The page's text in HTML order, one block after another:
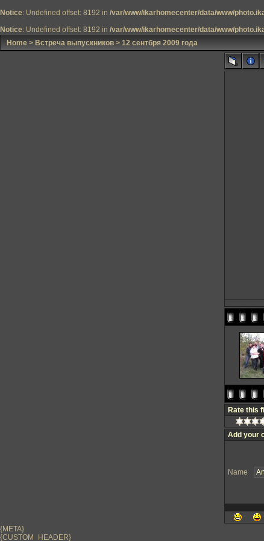
Notice: Undefined offset: 8192 in /var/www/ikarhomecenter/data/www/
Notice: Undefined offset: 8192 in /var/www/ikarhomecenter/data/www/
Home > Встреча выпускников > 12 сентбря 2009 года
Rate this
Add your
Name
{META}
{CUSTOM_HEADER}